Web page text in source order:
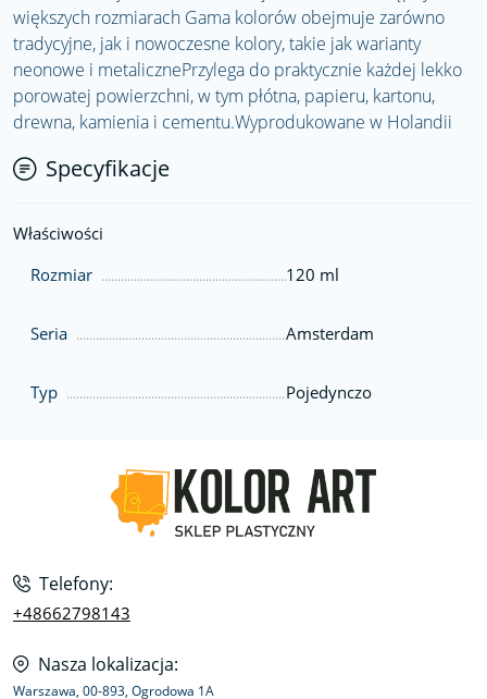
większych rozmiarach Gama kolorów obejmuje zarówno
tradycyjne, jak i nowoczesne kolory, takie jak warianty
neonowe i metalicznePrzylega do praktycznie każdej lekko
porowatej powierzchni, w tym płótna, papieru, kartonu,
drewna, kamienia i cementu.Wyprodukowane w Holandii
Specyfikacje
Właściwości
Rozmiar
120 ml
Seria Amsterdam
Typ Pojedynczo
Telefony:
+48662798143
Nasza lokalizacja:
Warszawa, 00-893, Ogrodowa 1A